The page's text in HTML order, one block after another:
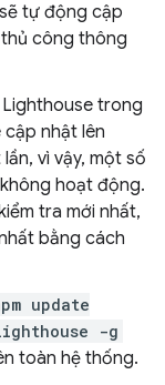
sẽ tự động cập
công thông
trong
cập nhật lên
vì vậy, một số
hoạt động.
tra mới nhất,
bằng cách
update
-g
toàn hệ thống.